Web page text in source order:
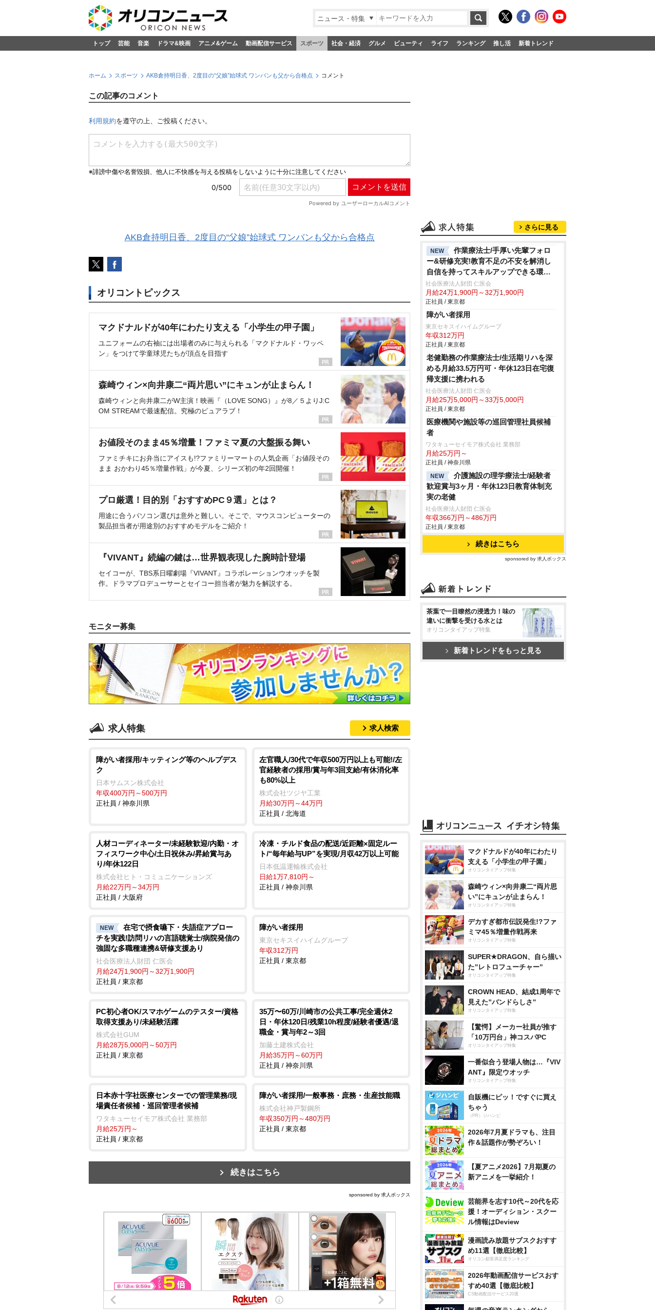
ニュース・特集
トップ 芸能 音楽 ドラマ&映画 アニメ&ゲーム 動画配信サービス スポーツ 社会・経済 グルメ ビューティ ライフ ランキング 推し活 新着トレンド
ホーム スポーツ AKB倉持明日香、2度目の“父娘”始球式 ワンバンも父から合格点 コメント
この記事のコメント
利用規約を遵守の上、ご投稿ください。
AKB倉持明日香、2度目の“父娘”始球式 ワンバンも父から合格点
オリコントピックス
マクドナルドが40年にわたり支える「小学生の甲子園」
ユニフォームの右袖には出場者のみに与えられる「マクドナルド・ワッペ
ン」をつけて学童球児たちが頂点を目指す
森崎ウィン×向井康二“両片思い”にキュンが止まらん！
森崎ウィンと向井康二がW主演！映画『（LOVE SONG）』が8／５よりJ:C
OM STREAMで最速配信。究極のピュアラブ！
お値段そのまま45％増量！ファミマ夏の大盤振る舞い
ファミチキにお弁当にアイスも!?ファミリーマートの人気企画「お値段その
まま おかわり45％増量作戦」が今夏、シリーズ初の年2回開催！
プロ厳選！目的別「おすすめPC９選」とは？
用途に合うパソコン選びは意外と難しい。そこで、マウスコンピューターの
製品担当者が用途別のおすすめモデルをご紹介！
『VIVANT』続編の鍵は…世界観表現した腕時計登場
セイコーが、TBS系日曜劇場『VIVANT』コラボレーションウオッチを製
作。ドラマプロデューサーとセイコー担当者が魅力を解説する。
モニター募集
求人特集 求人検索
障がい者採用/キッティング等のヘルプデス
ク
日本サムスン株式会社
年収400万円～500万円
正社員 / 神奈川県
左官職人/30代で年収500万円以上も可能!/左
官経験者の採用/賞与年3回支給/有休消化率
も80%以上
株式会社ツジヤ工業
月給30万円～44万円
正社員 / 北海道
人材コーディネーター/未経験歓迎/内勤・オ
フィスワーク中心/土日祝休み/昇給賞与あ
り/年休122日
株式会社ヒト・コミュニケーションズ
月給22万円～34万円
正社員 / 大阪府
冷凍・チルド食品の配送/近距離×固定ルー
ト/“毎年給与UP”を実現/月収42万以上可能
日本低温運輸株式会社
日給1万7,810円～
正社員 / 神奈川県
NEW
在宅で摂食嚥下・失語症アプロー
チを実践!訪問リハの言語聴覚士/病院発信の
強固な多職種連携&研修支援あり
社会医療法人財団 仁医会
月給24万1,900円～32万1,900円
正社員 / 東京都
障がい者採用
東京セキスイハイムグループ
年収312万円
正社員 / 東京都
PC初心者OK/スマホゲームのテスター/資格
取得支援あり/未経験活躍
株式会社GUM
月給28万5,000円～50万円
正社員 / 東京都
35万〜60万/川崎市の公共工事/完全週休2
日・年休120日/残業10h程度/経験者優遇/退
職金・賞与年2～3回
加藤土建株式会社
月給35万円～60万円
正社員 / 神奈川県
日本赤十字社医療センターでの管理業務/現
場責任者候補・巡回管理者候補
ワタキューセイモア株式会社 業務部
月給25万円～
正社員 / 東京都
障がい者採用/一般事務・庶務・生産技能職
株式会社神戸製鋼所
年収350万円～480万円
正社員 / 東京都
続きはこちら
sponsored by 求人ボックス
さらに見る
NEW
作業療法士/手厚い先輩フォロ
ー&研修充実!教育不足の不安を解消し
自信を持ってスキルアップできる環境
年休120日超
社会医療法人財団 仁医会
月給24万1,900円～32万1,900円
正社員 / 東京都
障がい者採用
東京セキスイハイムグループ
年収312万円
正社員 / 東京都
老健勤務の作業療法士/生活期リハを深
める月給33.5万円可・年休123日在宅復
帰支援に携われる
社会医療法人財団 仁医会
月給25万5,000円～33万5,000円
正社員 / 東京都
医療機関や施設等の巡回管理社員候補
者
ワタキューセイモア株式会社 業務部
月給25万円～
正社員 / 神奈川県
NEW
介護施設の理学療法士/経験者
歓迎賞与3ヶ月・年休123日教育体制充
実の老健
社会医療法人財団 仁医会
年収366万円～486万円
正社員 / 東京都
続きはこちら
sponsored by 求人ボックス
茶葉で一目瞭然の浸透力！味の
違いに衝撃を受ける水とは
オリコンタイアップ特集
新着トレンドをもっと見る
マクドナルドが40年にわたり
支える「小学生の甲子園」
オリコンタイアップ特集
森崎ウィン×向井康二“両片思
い”にキュンが止まらん！
オリコンタイアップ特集
デカすぎ都市伝説発生!?ファ
ミマ45％増量作戦再来
オリコンタイアップ特集
SUPER★DRAGON、自ら描い
た”レトロフューチャー”
オリコンタイアップ特集
CROWN HEAD、結成1周年で
見えた”バンドらしさ”
オリコンタイアップ特集
【驚愕】メーカー社員が推す
「10万円台」神コスパPC
オリコンタイアップ特集
一番似合う登場人物は…『VIV
ANT』限定ウオッチ
オリコンタイアップ特集
自販機にピッ！ですぐに買え
ちゃう
（PR）ジハンピ
2026年7月夏ドラマも、注目
作＆話題作が勢ぞろい！
【夏アニメ2026】7月期夏の
新アニメを一挙紹介！
芸能界を志す10代～20代を応
援！オーディション・スクー
ル情報はDeview
漫画読み放題サブスクおすす
め11選【徹底比較】
オリコン顧客満足度ランキング
2026年動画配信サービスおす
すめ40選【徹底比較】
CS動画配信サービス20選